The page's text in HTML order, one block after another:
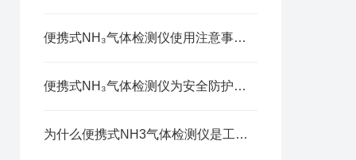
便携式NH₃气体检测仪使用注意事项全解析
便携式NH₃气体检测仪为安全防护保驾护航
为什么便携式NH3气体检测仪是工业安全的理想设备？